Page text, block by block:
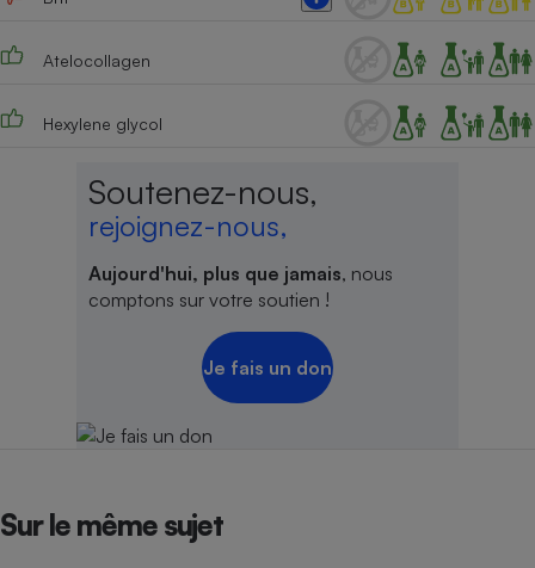
Atelocollagen
Hexylene glycol
Soutenez-nous,
rejoignez-nous,
Aujourd'hui, plus que jamais, nous
comptons sur votre soutien !
Je fais un don
Sur le même sujet